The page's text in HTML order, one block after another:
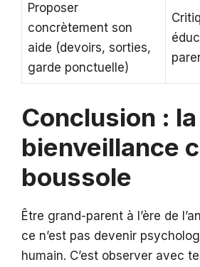
Proposer
concrètement son
aide (devoirs, sorties,
garde ponctuelle)
Conclusion : la
bienveillance
boussole
Être grand-parent à l’ère de
ce n’est pas devenir
humain. C’est observer avec